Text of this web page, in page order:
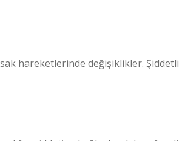
hareketlerinde değişiklikler. Şiddetli